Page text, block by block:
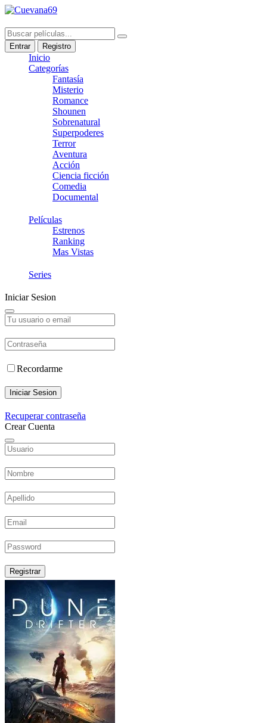
Entrar Registro
Inicio
Categorías
Fantasía
Misterio
Romance
Shounen
Sobrenatural
Superpoderes
Terror
Aventura
Acción
Ciencia ficción
Comedia
Documental
Películas
Estrenos
Ranking
Mas Vistas
Series
Iniciar Sesion
Recordarme
Iniciar Sesion
Recuperar contraseña
Crear Cuenta
Registrar